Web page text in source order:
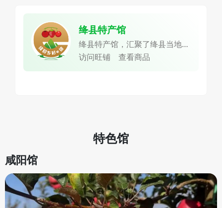
绛县特产馆
绛县特产馆，汇聚了绛县当地丰
富多样的农货产品，致力于将绛
年就被农业部确定为全国七大山
楂基地县之一，如今更是全国最
密集，果皮较粗糙，果实近圆稍
扁，顶部具有五棱，果面鲜红或
鲜枣红，披腊光，果肉粉白至粉
访问旺铺 查看商品
特色馆
咸阳馆